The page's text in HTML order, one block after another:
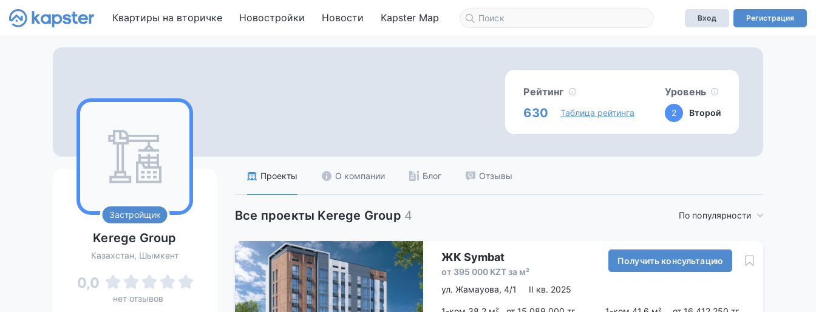
Квартиры на вторичке Новостройки Новости Kapster Map Вход Регистрация
Рейтинг
630 Таблица рейтинга
Уровень
2 Второй
Застройщик
Kerege Group
Казахстан, Шымкент
0,0
нет отзывов
Проекты О компании Блог Отзывы
Все проекты Kerege Group 4 По популярности
ЖК Symbat
от 395 000 KZT за м²
Получить консультацию
ул. Жамауова, 4/1 II кв. 2025